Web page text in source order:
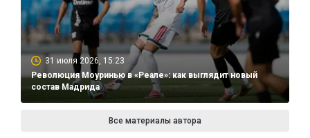
31 июля 2026, 15:23
Революция Моуринью в «Реале»: как выглядит новый
состав Мадрида
Все материалы автора